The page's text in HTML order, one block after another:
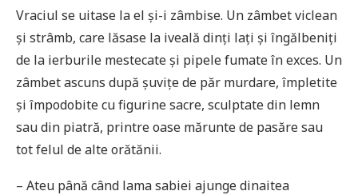
Vraciul se uitase la el și-i zâmbise. Un zâmbet viclean
și strâmb, care lăsase la iveală dinți lați și îngălbeniți
de la ierburile mestecate și pipele fumate în exces. Un
zâmbet ascuns după șuvițe de păr murdare, împletite
și împodobite cu figurine sacre, sculptate din lemn
sau din piatră, printre oase mărunte de pasăre sau
tot felul de alte orătănii.
– Ateu până când lama sabiei ajunge dinaitea